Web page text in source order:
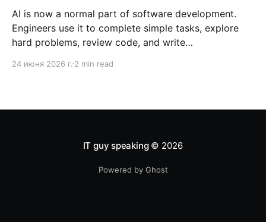
AI is now a normal part of software development.
Engineers use it to complete simple tasks, explore
hard problems, review code, and write
brainstorm, create guidelines, and improve how
24 июня 2026 г. 2 min read
IT guy speaking© 2026
Powered by Ghost